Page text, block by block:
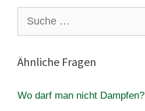
nach:
Ähnliche Fragen
Wo darf man nicht Dampfen?